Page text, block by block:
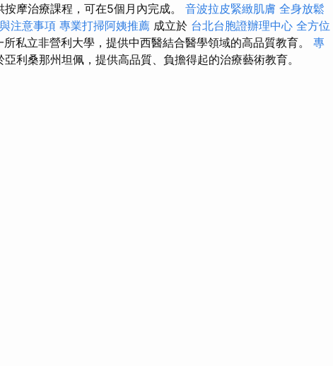
按摩治療課程，可在5個月內完成。 音波拉皮緊緻肌膚 全身放鬆
注意事項 專業打掃阿姨推薦 成立於 台北台胞證辦理中心 全方位
所私立非營利大學，提供中西醫結合醫學領域的高品質教育。 專
利桑那州坦佩，提供高品質、負擔得起的治療藝術教育。